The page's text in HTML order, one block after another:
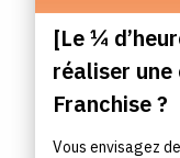
[Le ¼
réaliser une
Franchise ?
Vous envisagez